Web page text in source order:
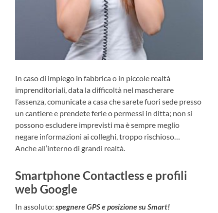
In caso di impiego in fabbrica o in piccole realtà
imprenditoriali, data la difficoltà nel mascherare
l’assenza, comunicate a casa che sarete fuori sede presso
un cantiere e prendete ferie o permessi in ditta; non si
possono escludere imprevisti ma è sempre meglio
negare informazioni ai colleghi, troppo rischioso…
Anche all’interno di grandi realtà.
Smartphone Contactless e profili
web Google
In assoluto:spegnere GPS e posizione su Smart!